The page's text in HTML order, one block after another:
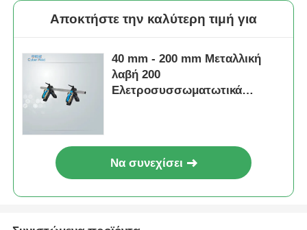
20 mm - 63 mm Σέλα
περιστροφικό
εργαλείο ξύρισμα
ηλεκτροσύνθεση
Αποστολή
ερώτησης
MDPE και HDPE
Ελαφρύ εργαλείο
Αποστολή
ερώτησης